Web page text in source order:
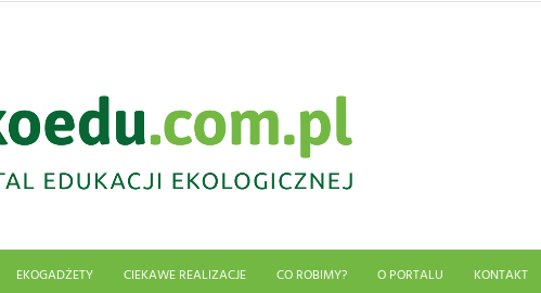
EKOGADŻETY CIEKAWE REALIZACJE CO ROBIMY? O PORTALU KONTAKT